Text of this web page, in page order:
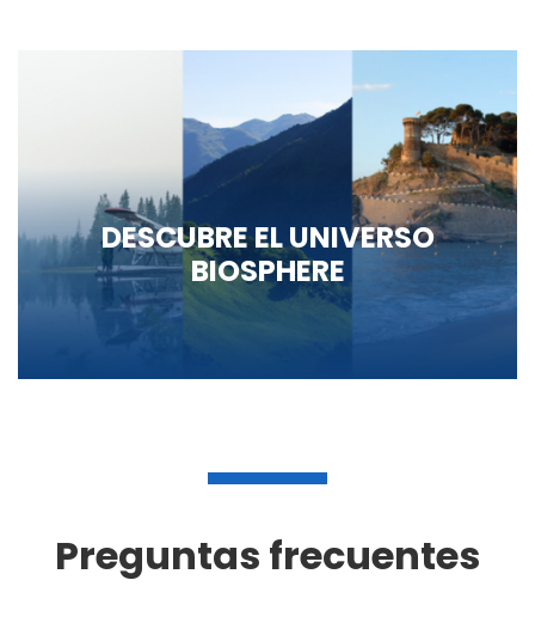
DESCUBRE EL UNIVERSO
BIOSPHERE
Preguntas frecuentes